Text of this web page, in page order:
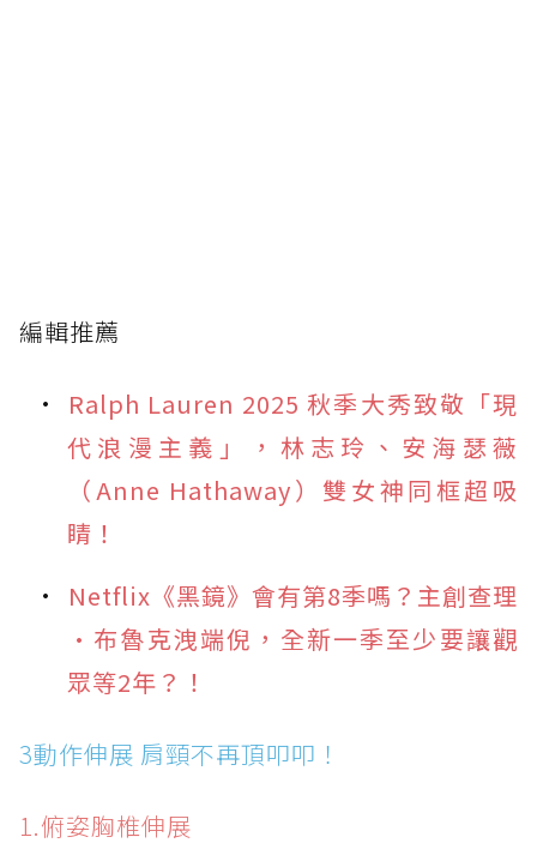
編輯推薦
Ralph Lauren 2025 秋季大秀致敬「現
代浪漫主義」，林志玲、安海瑟薇
（Anne Hathaway）雙女神同框超吸
睛！
Netflix《黑鏡》會有第8季嗎？主創查理
·布魯克洩端倪，全新一季至少要讓觀
眾等2年？！
3動作伸展 肩頸不再頂叩叩！
1.俯姿胸椎伸展